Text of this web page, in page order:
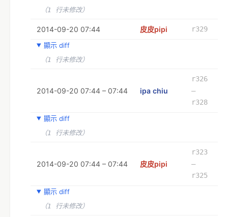
（1 行未修改）
2014-09-20 07:44 皮皮pipi
r329
顯示 diff
（1 行未修改）
2014-09-20 07:44 – 07:44 ipa chiu
r326
–
r328
顯示 diff
（1 行未修改）
2014-09-20 07:44 – 07:44 皮皮pipi
r323
–
r325
顯示 diff
（1 行未修改）